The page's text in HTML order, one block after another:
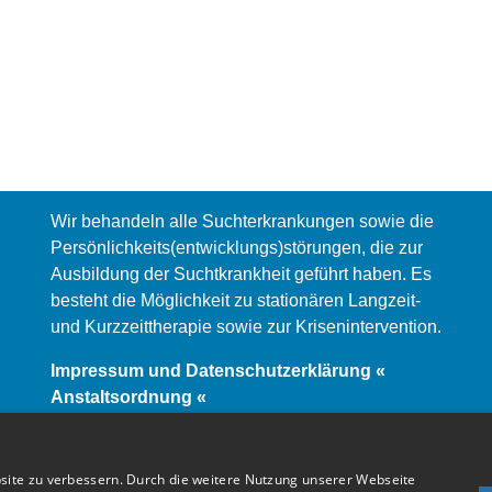
Wir behandeln alle Suchterkrankungen sowie die
Persönlichkeits(entwicklungs)störungen, die zur
Ausbildung der Suchtkrankheit geführt haben. Es
besteht die Möglichkeit zu stationären Langzeit-
und Kurzzeittherapie sowie zur Krisenintervention.
Impressum und Datenschutzerklärung «
Anstaltsordnung «
zu verbessern. Durch die weitere Nutzung unserer Webseite